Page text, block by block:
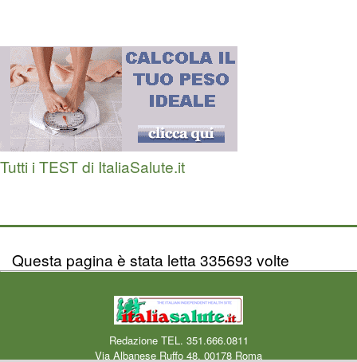
Tutti i TEST di ItaliaSalute.it
Questa pagina è stata letta 335693 volte
Redazione TEL. 351.666.0811
Via Albanese Ruffo 48, 00178 Roma